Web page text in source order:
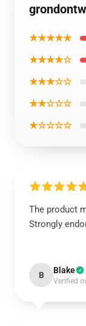
★★★★★
★★★★☆
★★★☆☆
★★☆☆☆
★☆☆☆☆
The product
Strongly
B Blake
Verified